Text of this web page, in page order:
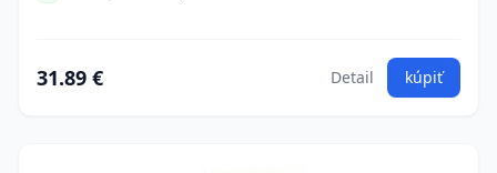
31.89 € Detail kúpiť